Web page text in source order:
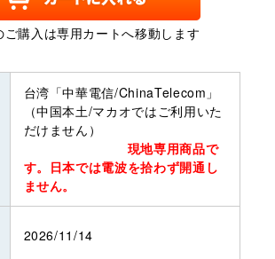
購入は専用カートへ移動します
台湾「中華電信/ChinaTelecom」
（中国本土/マカオではご利用いた
だけません）
現地専用商品で
す。日本では電波を拾わず開通し
ません。
2026/11/14